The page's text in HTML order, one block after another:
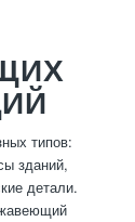
типов:
зданий,
детали.